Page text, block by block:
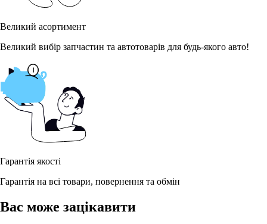
Великий асортимент
Великий вибір запчастин та автотоварів для будь-якого авто!
Гарантія якості
Гарантія на всі товари, повернення та обмін
Вас може зацікавити